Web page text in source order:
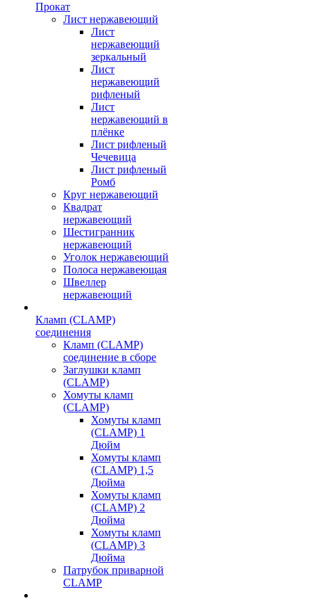
Прокат
Лист нержавеющий
Лист
нержавеющий
зеркальный
Лист
нержавеющий
рифленый
Лист
нержавеющий в
плёнке
Лист рифленый
Чечевица
Лист рифленый
Ромб
Круг нержавеющий
Квадрат
нержавеющий
Шестигранник
нержавеющий
Уголок нержавеющий
Полоса нержавеющая
Швеллер
нержавеющий
Кламп (CLAMP)
соединения
Кламп (CLAMP)
соединение в сборе
Заглушки кламп
(CLAMP)
Хомуты кламп
(CLAMP)
Хомуты кламп
(CLAMP) 1
Дюйм
Хомуты кламп
(CLAMP) 1,5
Дюйма
Хомуты кламп
(CLAMP) 2
Дюйма
Хомуты кламп
(CLAMP) 3
Дюйма
Патрубок приварной
CLAMP